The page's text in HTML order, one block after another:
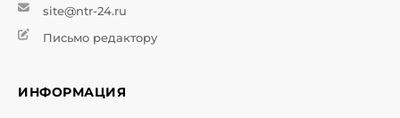
site@ntr-24.ru
Письмо редактору
ИНФОРМАЦИЯ